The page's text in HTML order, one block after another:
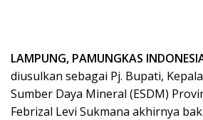
LAMPUNG, PAMUNGKAS
diusulkan sebagai Pj. Bupati,
Sumber Daya Mineral (ESDM)
Febrizal Levi Sukmana akhirnya